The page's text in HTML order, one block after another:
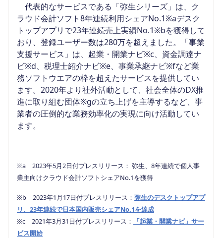
代表的なサービスである「弥生シリーズ」は、ク
ラウド会計ソフト8年連続利用シェアNo.1※aデスク
トップアプリで23年連続売上実績No.1※bを獲得して
おり、登録ユーザー数は280万を超えました。「事業
支援サービス」は、起業・開業ナビ※c、資金調達ナ
ビ※d、税理士紹介ナビ※e、事業承継ナビ※fなど業
務ソフトウエアの枠を超えたサービスを提供してい
ます。2020年より社外活動として、社会全体のDX推
進に取り組む団体※gの立ち上げを主導するなど、事
業者の圧倒的な業務効率化の実現に向け活動してい
ます。
※a 2023年5月2日付プレスリリース： 弥生、8年連続で個人事
業主向けクラウド会計ソフトシェアNo.1を獲得
※b 2023年1月17日付プレスリリース： 弥生のデスクトップアプ
リ、23年連続で日本国内販売シェアNo.1を達成
※c 2021年3月31日付プレスリリース：
「起業・開業ナビ」サー
ビス開始